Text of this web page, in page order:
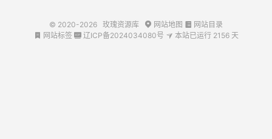
© 2020-2026 玫瑰资源库  网站地图  网站目录
 网站标签 辽ICP备2024034080号  本站已运行 2156天